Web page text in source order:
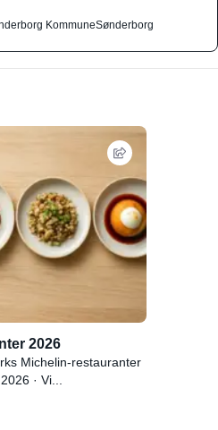
KommuneSønderborg
2026
Michelin-restauranter
· Vi...